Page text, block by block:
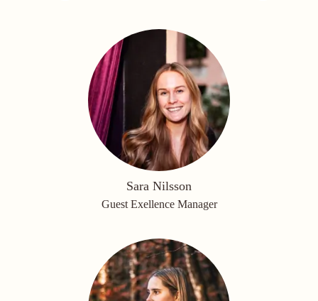
Sara Nilsson
Guest Exellence Manager